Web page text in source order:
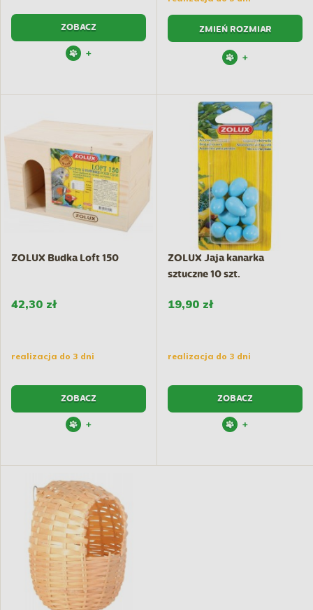
ZOBACZ
+
ZMIEŃ ROZMIAR
+
ZOLUX Budka Loft 150
42,30 zł
realizacja do 3 dni
ZOBACZ
+
ZOLUX Jaja kanarka
sztuczne 10 szt.
19,90 zł
realizacja do 3 dni
ZOBACZ
+